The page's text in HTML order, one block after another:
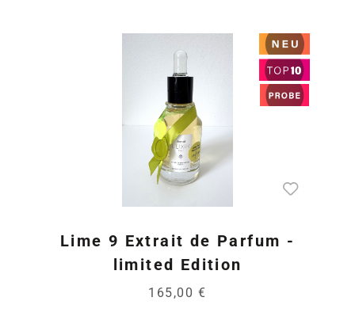
Lime 9 Extrait de Parfum -
limited Edition
165,00 €